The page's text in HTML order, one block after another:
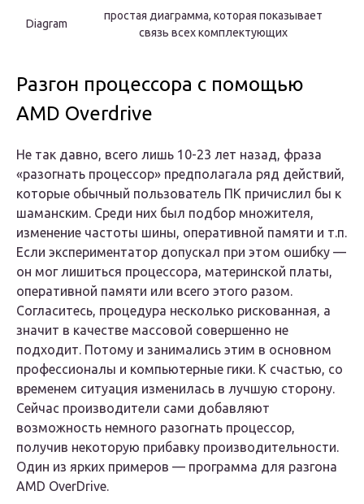
Diagram
простая диаграмма, которая показывает
связь всех комплектующих
Разгон процессора с помощью
AMD Overdrive
Не так давно, всего лишь 10-23 лет назад, фраза
«разогнать процессор» предполагала ряд действий,
которые обычный пользователь ПК причислил бы к
шаманским. Среди них был подбор множителя,
изменение частоты шины, оперативной памяти и т.п.
Если экспериментатор допускал при этом ошибку —
он мог лишиться процессора, материнской платы,
оперативной памяти или всего этого разом.
Согласитесь, процедура несколько рискованная, а
значит в качестве массовой совершенно не
подходит. Потому и занимались этим в основном
профессионалы и компьютерные гики. К счастью, со
временем ситуация изменилась в лучшую сторону.
Сейчас производители сами добавляют
возможность немного разогнать процессор,
получив некоторую прибавку производительности.
Один из ярких примеров — программа для разгона
AMD OverDrive.